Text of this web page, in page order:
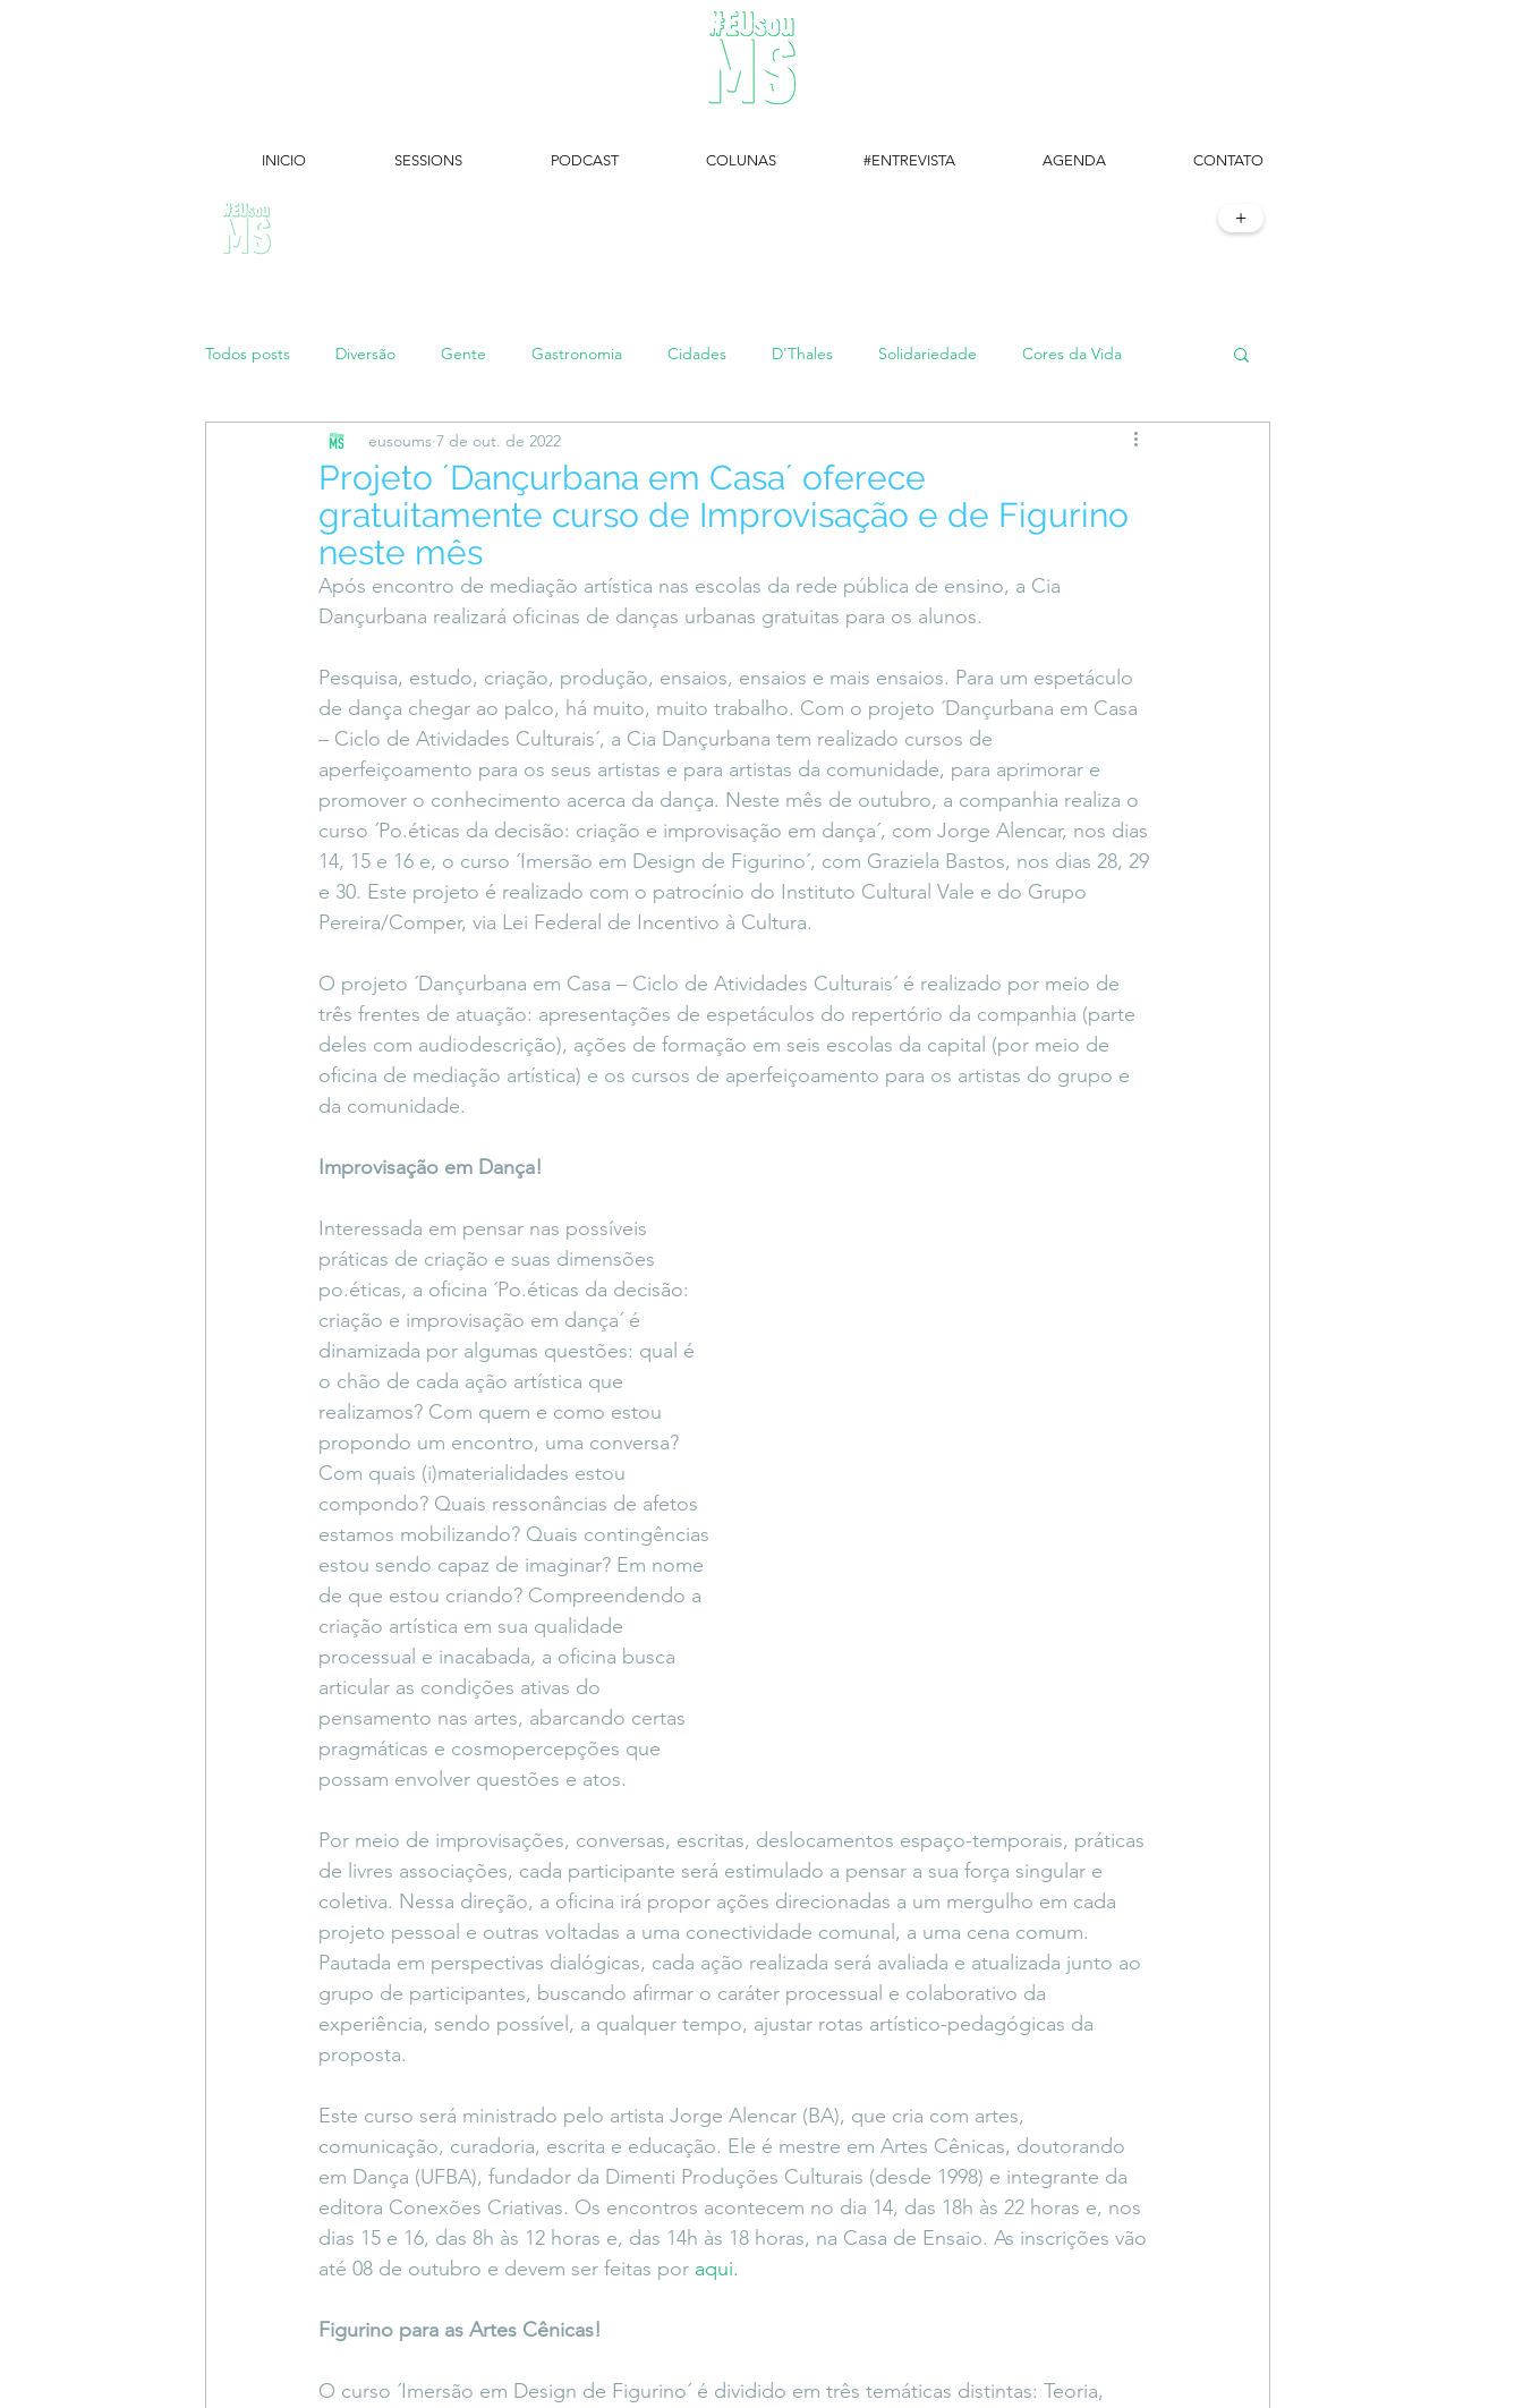
Todos posts Diversão Gente Gastronomia Cidades D'Thales Solidariedade Cores da Vida
Papo de Mãe #maratonei #setembroamarelo #TôemSampa, meu!
Coluna do Vasques #DescomplicaLara #entrevista Entre Palavras Fora da Curva Território Livre
DESIMAGINAR Saiba Direito
Projeto ´Dançurbana em Casa´ oferece
gratuitamente curso de Improvisação e de Figurino
neste mês
eusoums 7 de out. de 2022
Após encontro de mediação artística nas escolas da rede pública de ensino, a Cia
Dançurbana realizará oficinas de danças urbanas gratuitas para os alunos.
Pesquisa, estudo, criação, produção, ensaios, ensaios e mais ensaios. Para um espetáculo
de dança chegar ao palco, há muito, muito trabalho. Com o projeto ´Dançurbana em Casa
– Ciclo de Atividades Culturais´, a Cia Dançurbana tem realizado cursos de
aperfeiçoamento para os seus artistas e para artistas da comunidade, para aprimorar e
promover o conhecimento acerca da dança. Neste mês de outubro, a companhia realiza o
curso ´Po.éticas da decisão: criação e improvisação em dança´, com Jorge Alencar, nos dias
14, 15 e 16 e, o curso ´Imersão em Design de Figurino´, com Graziela Bastos, nos dias 28, 29
e 30. Este projeto é realizado com o patrocínio do Instituto Cultural Vale e do Grupo
Pereira/Comper, via Lei Federal de Incentivo à Cultura.
O projeto ´Dançurbana em Casa – Ciclo de Atividades Culturais´ é realizado por meio de
três frentes de atuação: apresentações de espetáculos do repertório da companhia (parte
deles com audiodescrição), ações de formação em seis escolas da capital (por meio de
oficina de mediação artística) e os cursos de aperfeiçoamento para os artistas do grupo e
da comunidade.
Improvisação em Dança!
Interessada em pensar nas possíveis
práticas de criação e suas dimensões
po.éticas, a oficina ´Po.éticas da decisão:
criação e improvisação em dança´ é
dinamizada por algumas questões: qual é
o chão de cada ação artística que
realizamos? Com quem e como estou
propondo um encontro, uma conversa?
Com quais (i)materialidades estou
compondo? Quais ressonâncias de afetos
estamos mobilizando? Quais contingências
estou sendo capaz de imaginar? Em nome
de que estou criando? Compreendendo a
criação artística em sua qualidade
processual e inacabada, a oficina busca
articular as condições ativas do
pensamento nas artes, abarcando certas
pragmáticas e cosmopercepções que
possam envolver questões e atos.
Por meio de improvisações, conversas, escritas, deslocamentos espaço-temporais, práticas
de livres associações, cada participante será estimulado a pensar a sua força singular e
coletiva. Nessa direção, a oficina irá propor ações direcionadas a um mergulho em cada
projeto pessoal e outras voltadas a uma conectividade comunal, a uma cena comum.
Pautada em perspectivas dialógicas, cada ação realizada será avaliada e atualizada junto ao
grupo de participantes, buscando afirmar o caráter processual e colaborativo da
experiência, sendo possível, a qualquer tempo, ajustar rotas artístico-pedagógicas da
proposta.
Este curso será ministrado pelo artista Jorge Alencar (BA), que cria com artes,
comunicação, curadoria, escrita e educação. Ele é mestre em Artes Cênicas, doutorando
em Dança (UFBA), fundador da Dimenti Produções Culturais (desde 1998) e integrante da
editora Conexões Criativas. Os encontros acontecem no dia 14, das 18h às 22 horas e, nos
dias 15 e 16, das 8h às 12 horas e, das 14h às 18 horas, na Casa de Ensaio. As inscrições vão
até 08 de outubro e devem ser feitas por aqui.
Figurino para as Artes Cênicas!
O curso ´Imersão em Design de Figurino´ é dividido em três temáticas distintas: Teoria,
+
INICIO SESSIONS PODCAST COLUNAS #ENTREVISTA AGENDA CONTATO